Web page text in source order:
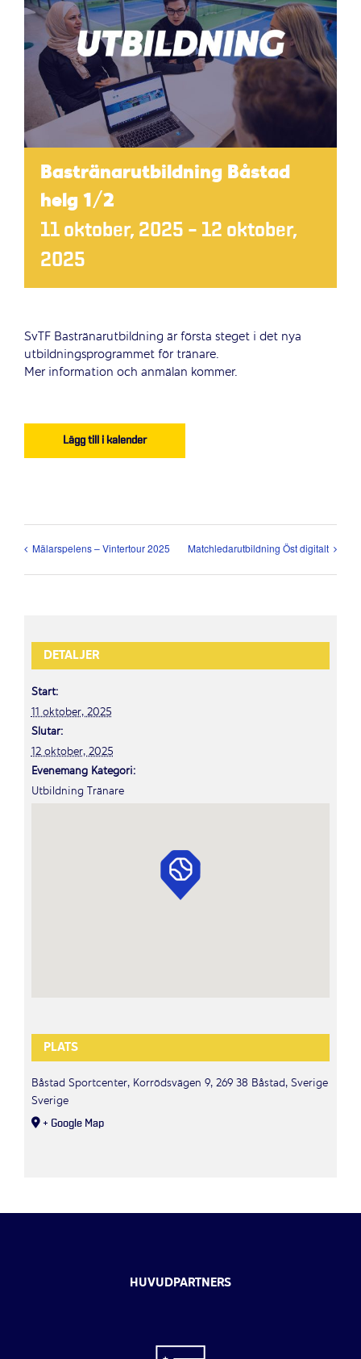
Bastränarutbildning Båstad
helg 1/2
11 oktober, 2025 – 12 oktober,
2025
SvTF Bastränarutbildning är första steget i det nya
utbildningsprogrammet för tränare.
Mer information och anmälan kommer.
Lägg till i kalender
Mälarspelens – Vintertour 2025 Matchledarutbildning Öst digitalt
DETALJER
Start:
11 oktober, 2025
Slutar:
12 oktober, 2025
Evenemang Kategori:
Utbildning Tränare
PLATS
Båstad Sportcenter, Korrödsvägen 9, 269 38 Båstad, Sverige
Sverige
+ Google Map
HUVUDPARTNERS